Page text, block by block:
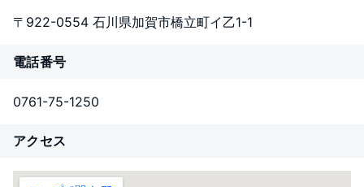
〒922-0554 石川県加賀市橋立町イ乙1-1
電話番号
0761-75-1250
アクセス